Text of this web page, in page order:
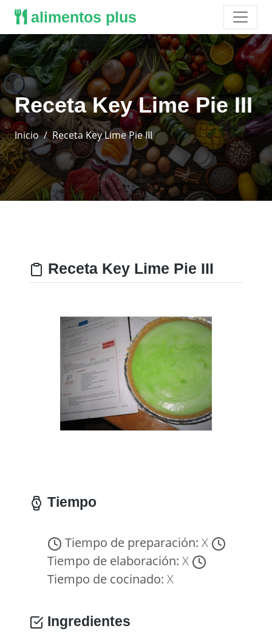
alimentos plus
Receta Key Lime Pie III
Inicio Receta Key Lime Pie III
Receta Key Lime Pie III
Tiempo
Tiempo de preparación: X
Tiempo de elaboración: X
Tiempo de cocinado: X
Ingredientes